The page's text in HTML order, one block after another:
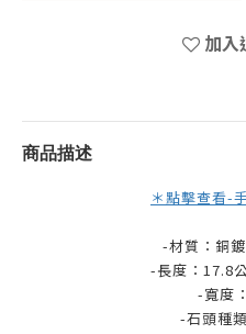
加入
商品描述
＊點擊查看-
-材質：銅
-長度：17.8
-寬度
-石頭種